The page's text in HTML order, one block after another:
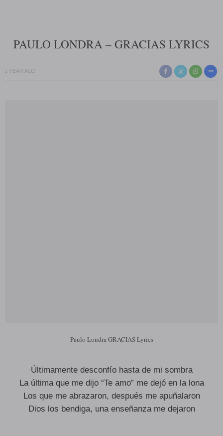
PAULO LONDRA – GRACIAS LYRICS
1 YEAR AGO
Paulo Londra GRACIAS Lyrics
Últimamente desconfío hasta de mi sombra
La última que me dijo “Te amo” me dejó en la lona
Los que me abrazaron, después me apuñalaron
Dios los bendiga, una enseñanza me dejaron